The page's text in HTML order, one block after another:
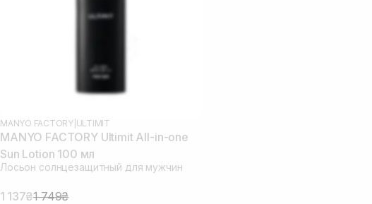
MANYO FACTORY| ULTIMIT
MANYO FACTORY Ultimit All-in-one
Sun Lotion 100 мл
Лосьон солнцезащитный для мужчин
1 137₴1 749₴